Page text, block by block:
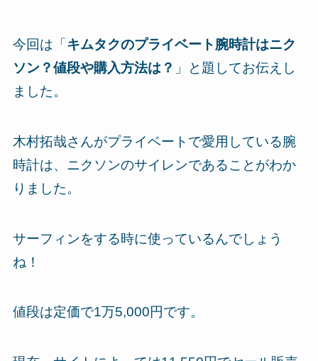
今回は「 キムタクのプライベート腕時計はニク
ソン？値段や購入方法は？ 」と題してお伝えし
ました。
木村拓哉さんがプライベートで愛用している腕
時計は、ニクソンのサイレンであることがわか
りました。
サーフィンをする時に使っているんでしょう
ね！
値段は定価で1万5,000円です。